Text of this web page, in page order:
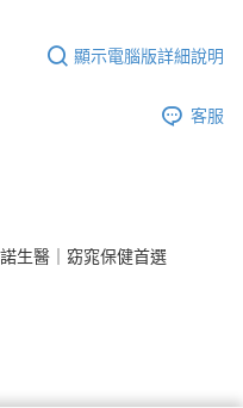
顯示電腦版詳細說明
客服
生醫｜窈窕保健首選